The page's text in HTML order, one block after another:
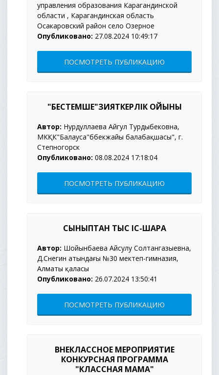
управления образования Карагандинской
области , Карагандинская область
Осакаровский район село Озерное
Опубликовано: 27.08.2024 10:49:17
ПОСМОТРЕТЬ ПУБЛИКАЦИЮ
"БЕСТЕМШЕ"ЗИЯТКЕРЛІК ОЙЫНЫ
Автор: Нурдуллаева Айгул Турдыбековна,
МКҚК"Балауса"бөбекжайы балабақшасы", г.
Степногорск
Опубликовано: 08.08.2024 17:18:04
ПОСМОТРЕТЬ ПУБЛИКАЦИЮ
СЫНЫПТАН ТЫС ІС-ШАРА
Автор: Шойынбаева Айсулу Солтангазыевна,
Д.Снегин атындағы №30 мектеп-гимназия,
Алматы қаласы
Опубликовано: 26.07.2024 13:50:41
ПОСМОТРЕТЬ ПУБЛИКАЦИЮ
ВНЕКЛАССНОЕ МЕРОПРИЯТИЕ
КОНКУРСНАЯ ПРОГРАММА
"КЛАССНАЯ МАМА"